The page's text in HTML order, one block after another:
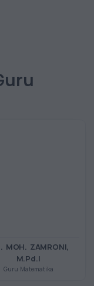
MOH. ZAMRONI,
M.Pd.I
Guru Matematika